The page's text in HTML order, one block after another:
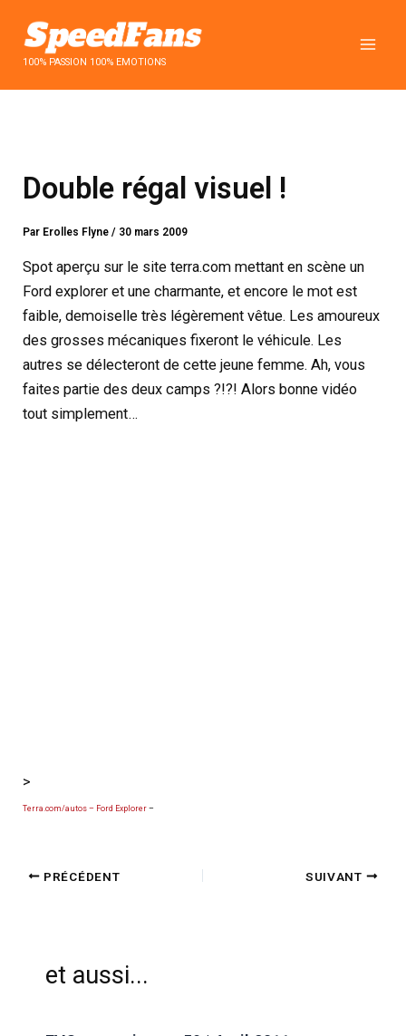
contenu100% PASSION 100% EMOTIONS
Double régal visuel !
Par Erolles Flyne/ 30 mars 2009
Spot aperçu sur le site terra.com mettant en scène un
Ford explorer et une charmante, et encore le mot est
faible, demoiselle très légèrement vêtue. Les amoureux
des grosses mécaniques fixeront le véhicule. Les
autres se délecteront de cette jeune femme. Ah, vous
faites partie des deux camps ?!?! Alors bonne vidéo
tout simplement…
>
Terra.com/autos – Ford Explorer –
PRÉCÉDENT SUIVANT
et aussi...